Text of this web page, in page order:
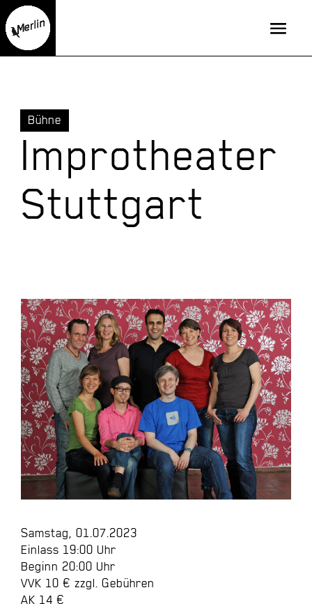
Bühne
Improtheater
Stuttgart
Samstag, 01.07.2023
Einlass 19:00 Uhr
Beginn 20:00 Uhr
VVK 10 € zzgl. Gebühren
AK 14 €